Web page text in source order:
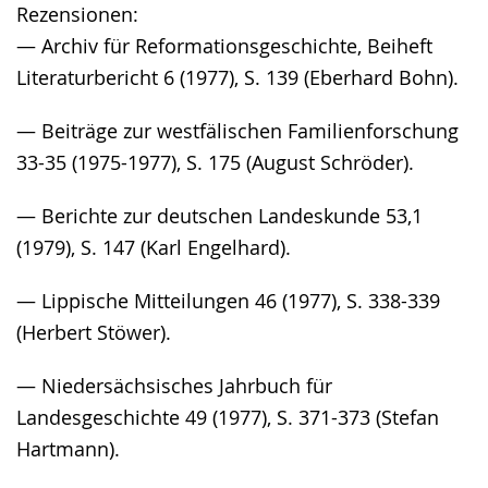
Rezensionen:
— Archiv für Reformationsgeschichte, Beiheft
Literaturbericht 6 (1977), S. 139 (Eberhard Bohn).
— Beiträge zur westfälischen Familienforschung
33-35 (1975-1977), S. 175 (August Schröder).
— Berichte zur deutschen Landeskunde 53,1
(1979), S. 147 (Karl Engelhard).
— Lippische Mitteilungen 46 (1977), S. 338-339
(Herbert Stöwer).
— Niedersächsisches Jahrbuch für
Landesgeschichte 49 (1977), S. 371-373 (Stefan
Hartmann).